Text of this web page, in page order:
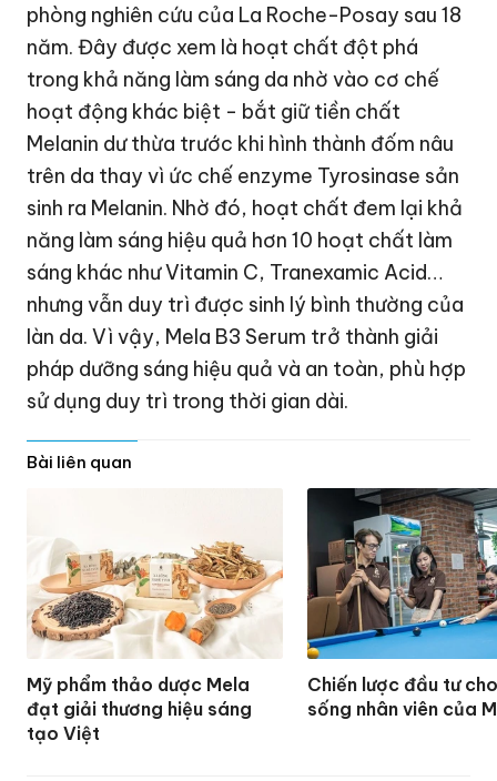
phòng nghiên cứu của La Roche-Posay sau 18
năm. Đây được xem là hoạt chất đột phá
trong khả năng làm sáng da nhờ vào cơ chế
hoạt động khác biệt - bắt giữ tiền chất
Melanin dư thừa trước khi hình thành đốm nâu
trên da thay vì ức chế enzyme Tyrosinase sản
sinh ra Melanin. Nhờ đó, hoạt chất đem lại khả
năng làm sáng hiệu quả hơn 10 hoạt chất làm
sáng khác như Vitamin C, Tranexamic Acid…
nhưng vẫn duy trì được sinh lý bình thường của
làn da. Vì vậy, Mela B3 Serum trở thành giải
pháp dưỡng sáng hiệu quả và an toàn, phù hợp
sử dụng duy trì trong thời gian dài.
Bài liên quan
Mỹ phẩm thảo dược Mela
đạt giải thương hiệu sáng
tạo Việt
Chiến lược đầu tư
sống nhân viên của